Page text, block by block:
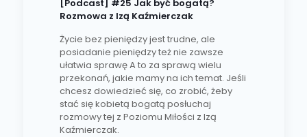
[Podcast] #25 Jak być bogatą?
Rozmowa z Izą Kaźmierczak
Życie bez pieniędzy jest trudne, ale
posiadanie pieniędzy też nie zawsze
ułatwia sprawę A to za sprawą wielu
przekonań, jakie mamy na ich temat. Jeśli
chcesz dowiedzieć się, co zrobić, żeby
stać się kobietą bogatą posłuchaj
rozmowy tej z Poziomu Miłości z Izą
Kaźmierczak.